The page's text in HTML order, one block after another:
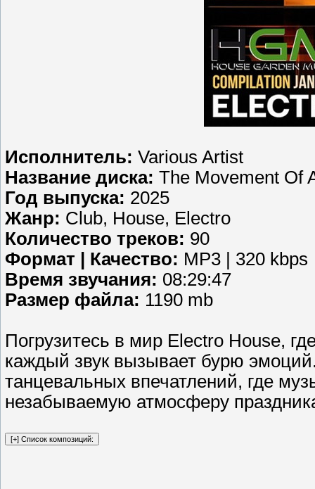
Исполнитель: Various Artist
Название диска: The Movement Of
Год выпуска: 2025
Жанр: Club, House, Electro
Количество треков: 90
Формат | Качество: MP3 | 320 kbps
Время звучания: 08:29:47
Размер файла: 1190 mb
Погрузитесь в мир Electro House,
каждый звук вызывает бурю
танцевальных впечатлений, где
незабываемую атмосферу